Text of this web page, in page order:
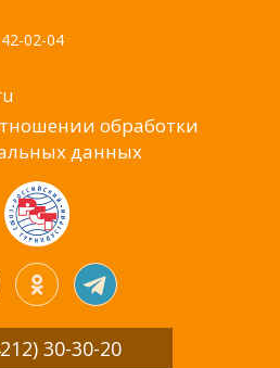
02-04
обработки
данных
30-30-20